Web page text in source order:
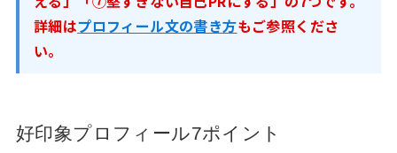
詳細はプロフィール文の書き方もご参照くださ
い。
好印象プロフィール7ポイント